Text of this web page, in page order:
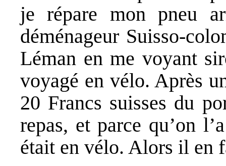
je répare mon pneu
déménageur Suisso-
Léman en me voyant
voyagé en vélo. Après
20 Francs suisses du
repas, et parce qu’on
était en vélo. Alors il en